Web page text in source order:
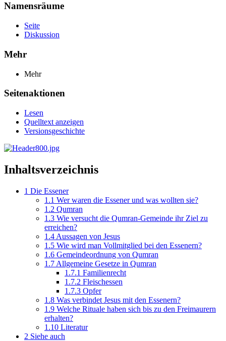
Namensräume
Seite
Diskussion
Mehr
Mehr
Seitenaktionen
Lesen
Quelltext anzeigen
Versionsgeschichte
Inhaltsverzeichnis
1 Die Essener
1.1 Wer waren die Essener und was wollten sie?
1.2 Qumran
1.3 Wie versucht die Qumran-Gemeinde ihr Ziel zu
erreichen?
1.4 Aussagen von Jesus
1.5 Wie wird man Vollmitglied bei den Essenern?
1.6 Gemeindeordnung von Qumran
1.7 Allgemeine Gesetze in Qumran
1.7.1 Familienrecht
1.7.2 Fleischessen
1.7.3 Opfer
1.8 Was verbindet Jesus mit den Essenern?
1.9 Welche Rituale haben sich bis zu den Freimaurern
erhalten?
1.10 Literatur
2 Siehe auch